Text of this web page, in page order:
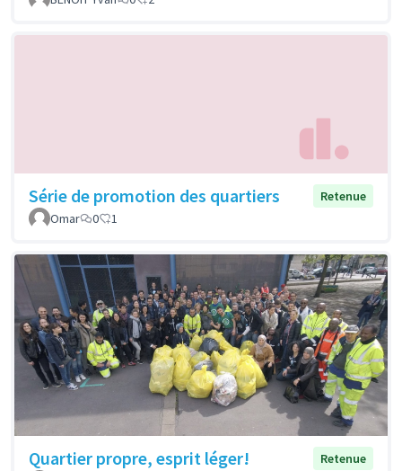
Série de promotion des quartiers
Retenue
Omar
0 1
Quartier propre, esprit léger!
Retenue